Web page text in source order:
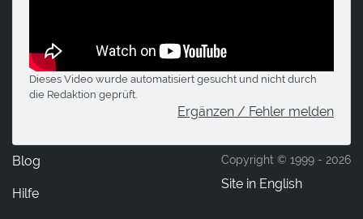
Dieses Video wurde automatisiert gesucht und nicht durch
die Redaktion geprüft.
Ergänzen / Fehler melden
Copyright © 1999 - 2026
Site in English
Blog
Hilfe